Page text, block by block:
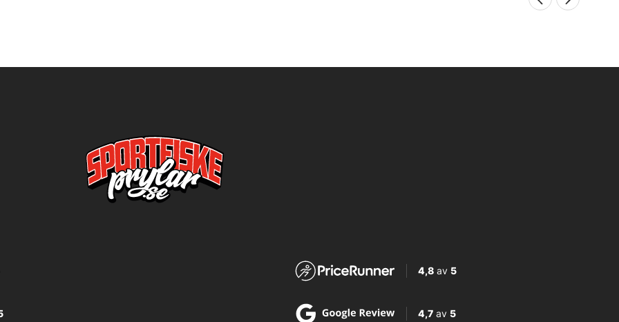
4,8av 5
4,7av 5